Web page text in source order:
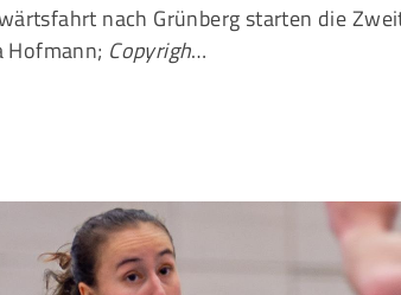
nach Grünberg starten die
Hofmann; Copyrigh…